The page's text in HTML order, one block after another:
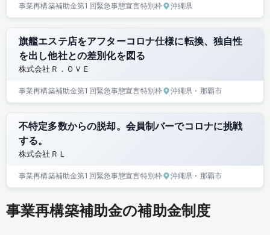
事業再構築補助金第1回緊急事態宣言特別枠 沖縄県
旗艦エステ店をアフターコロナ仕様に転換、独自性
を出し他社との差別化を図る
株式会社Ｒ．ＯＶＥ
事業再構築補助金第1回緊急事態宣言特別枠 沖縄県 ・那覇市
不特定多数からの脱却。会員制バーでコロナに挑戦
する。
株式会社ＲＬ
事業再構築補助金第1回緊急事態宣言特別枠 沖縄県 ・那覇市
事業再構築補助金の補助金制度